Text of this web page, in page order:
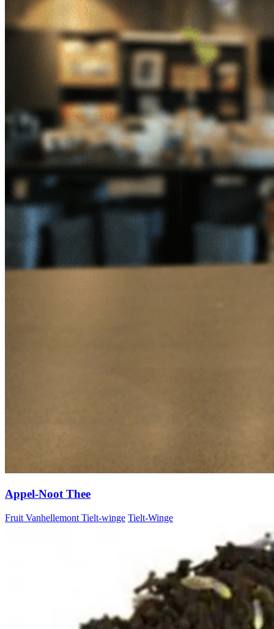
Appel-Noot Thee
Fruit Vanhellemont Tielt-winge Tielt-Winge